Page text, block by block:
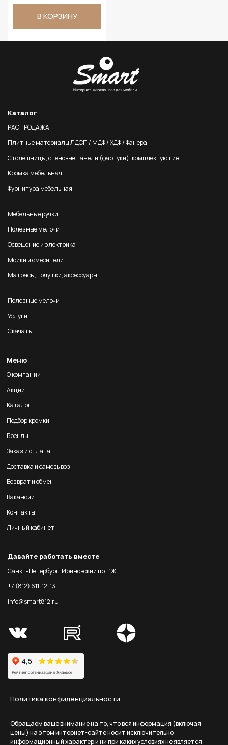
В КОРЗИНУ
Каталог
РАСПРОДАЖА
Плитные материалы ЛДСП / МДФ / ХДФ / Фанера
Столешницы, стеновые панели (фартуки), комплектующие
Кромка мебельная
Фурнитура мебельная
Мебельные ручки
Полезные мелочи
Освещение и электрика
Мойки и смесители
Матрасы, подушки, аксессуары
Полезные мелочи
Услуги
Скачать
Меню
О компании
Акции
Каталог
Подбор кромки
Бренды
Заказ и оплата
Доставка и самовывоз
Возврат и обмен
Вакансии
Контакты
Личный кабинет
Давайте работать вместе
Санкт-Петербург, Ириновский пр., 1Ж
+7 (812) 611-12-13
info@smart812.ru
Политика конфиденциальности
Обращаем ваше внимание на то, что вся информация (включая
цены) на этом интернет-сайте носит исключительно
информационный характер и ни при каких условиях не является